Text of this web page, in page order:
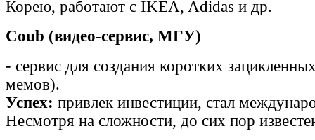
Корею, работают с IKEA, Adidas и др.
Coub (видео-сервис, МГУ)
- сервис для создания коротких
мемов).
Успех: привлек инвестиции, стал
Несмотря на сложности, до сих пор